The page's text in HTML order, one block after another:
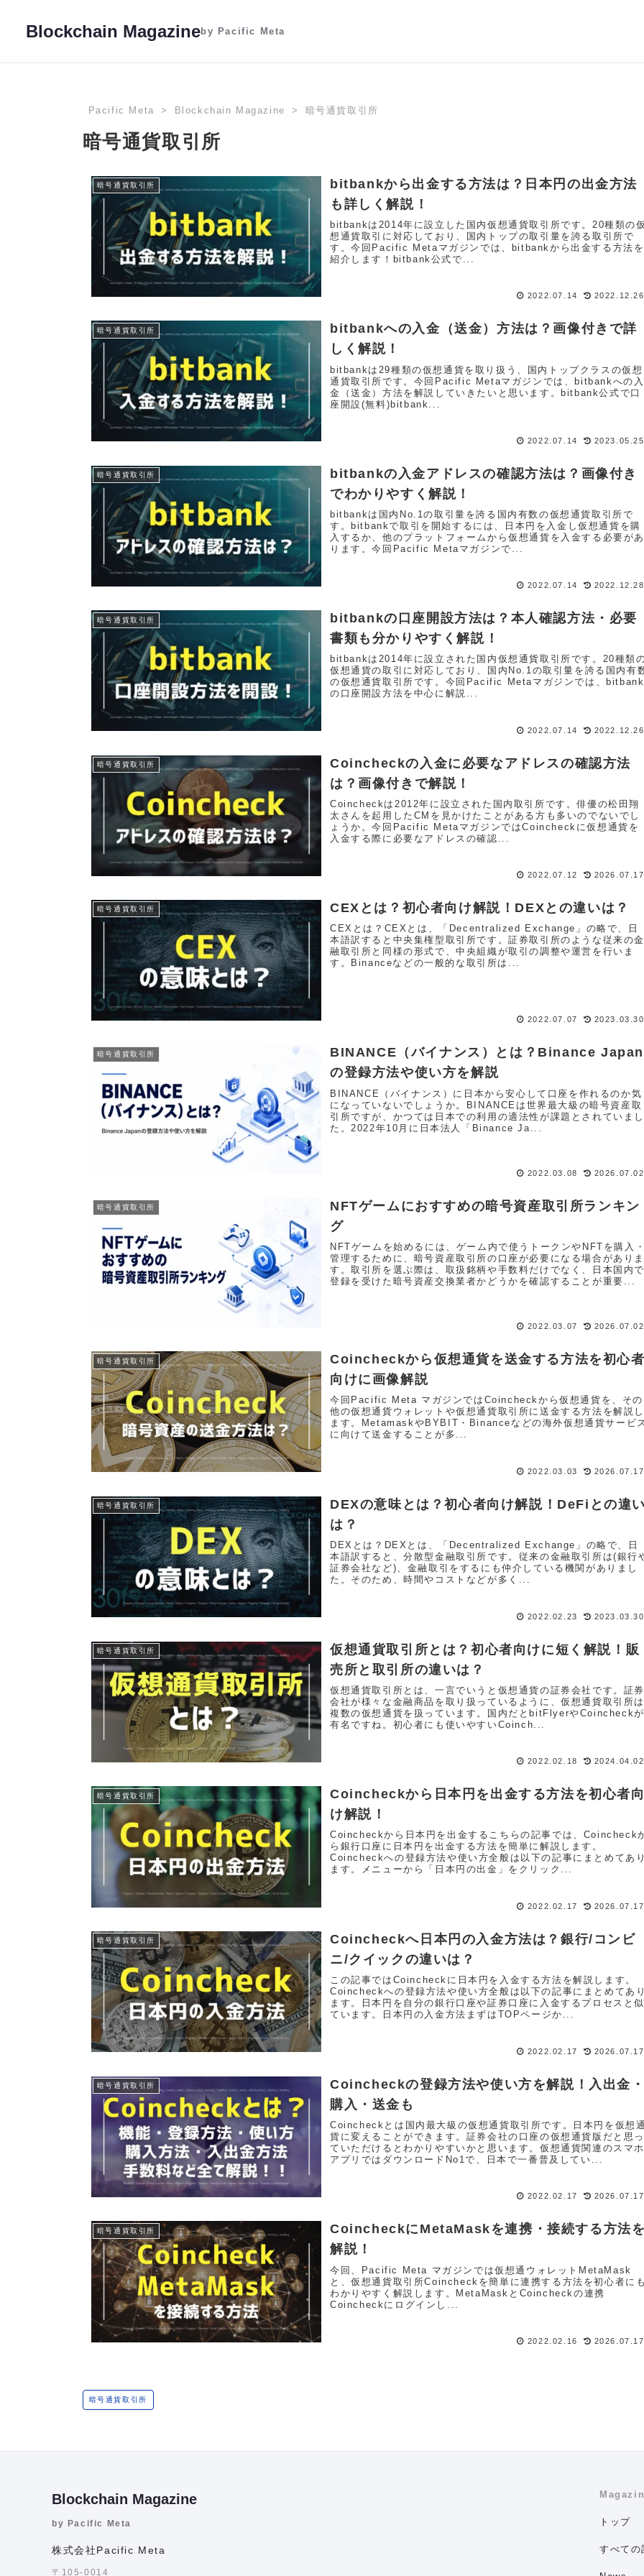
Blockchain Magazineby Pacific Meta
Pacific Meta Blockchain Magazine 暗号通貨取引所
暗号通貨取引所
暗号通貨取引所
bitbankから出金する方法は？日本円の出金方法
も詳しく解説！
bitbankは2014年に設立した国内仮想通貨取引所です。20種類の仮
想通貨取引に対応しており、国内トップの取引量を誇る取引所で
す。今回Pacific Metaマガジンでは、bitbankから出金する方法を
紹介します！bitbank公式で...
2022.07.14 2022.12.26
暗号通貨取引所
bitbankへの入金（送金）方法は？画像付きで詳
しく解説！
bitbankは29種類の仮想通貨を取り扱う、国内トップクラスの仮想
通貨取引所です。今回Pacific Metaマガジンでは、bitbankへの入
金（送金）方法を解説していきたいと思います。bitbank公式で口
座開設(無料)bitbank...
2022.07.14 2023.05.25
暗号通貨取引所
bitbankの入金アドレスの確認方法は？画像付き
でわかりやすく解説！
bitbankは国内No.1の取引量を誇る国内有数の仮想通貨取引所で
す。bitbankで取引を開始するには、日本円を入金し仮想通貨を購
入するか、他のプラットフォームから仮想通貨を入金する必要があ
ります。今回Pacific Metaマガジンで...
2022.07.14 2022.12.28
暗号通貨取引所
bitbankの口座開設方法は？本人確認方法・必要
書類も分かりやすく解説！
bitbankは2014年に設立された国内仮想通貨取引所です。20種類
仮想通貨の取引に対応しており、国内No.1の取引量を誇る国内有
の仮想通貨取引所です。今回Pacific Metaマガジンでは、bitbank
の口座開設方法を中心に解説...
2022.07.14 2022.12.26
暗号通貨取引所
Coincheckの入金に必要なアドレスの確認方法
は？画像付きで解説！
Coincheckは2012年に設立された国内取引所です。俳優の松田翔
太さんを起用したCMを見かけたことがある方も多いのでないでし
ょうか。今回Pacific MetaマガジンではCoincheckに仮想通貨を
入金する際に必要なアドレスの確認...
2022.07.12 2026.07.17
暗号通貨取引所 CEXとは？初心者向け解説！DEXとの違いは？
CEXとは？CEXとは、「Decentralized Exchange」の略で、日
本語訳すると中央集権型取引所です。証券取引所のような従来の金
融取引所と同様の形式で、中央組織が取引の調整や運営を行いま
す。Binanceなどの一般的な取引所は...
2022.07.07 2023.03.30
暗号通貨取引所
BINANCE（バイナンス）とは？Binance Japan
の登録方法や使い方を解説
BINANCE（バイナンス）に日本から安心して口座を作れるのか気
になっていないでしょうか。BINANCEは世界最大級の暗号資産取
引所ですが、かつては日本での利用の適法性が課題とされていまし
た。2022年10月に日本法人「Binance Ja...
2022.03.08 2026.07.02
暗号通貨取引所
NFTゲームにおすすめの暗号資産取引所ランキン
グ
NFTゲームを始めるには、ゲーム内で使うトークンやNFTを購入・
管理するために、暗号資産取引所の口座が必要になる場合がありま
す。取引所を選ぶ際は、取扱銘柄や手数料だけでなく、日本国内で
登録を受けた暗号資産交換業者かどうかを確認することが重要...
2022.03.07 2026.07.02
暗号通貨取引所
Coincheckから仮想通貨を送金する方法を初心者
向けに画像解説
今回Pacific Meta マガジンではCoincheckから仮想通貨を、その
他の仮想通貨ウォレットや仮想通貨取引所に送金する方法を解説し
ます。MetamaskやBYBIT・Binanceなどの海外仮想通貨サービ
に向けて送金することが多...
2022.03.03 2026.07.17
暗号通貨取引所
DEXの意味とは？初心者向け解説！DeFiとの違い
は？
DEXとは？DEXとは、「Decentralized Exchange」の略で、日
本語訳すると、分散型金融取引所です。従来の金融取引所は(銀行
証券会社など)、金融取引をするにも仲介している機関がありまし
た。そのため、時間やコストなどが多く...
2022.02.23 2023.03.30
暗号通貨取引所
仮想通貨取引所とは？初心者向けに短く解説！販
売所と取引所の違いは？
仮想通貨取引所とは、一言でいうと仮想通貨の証券会社です。証券
会社が様々な金融商品を取り扱っているように、仮想通貨取引所は
複数の仮想通貨を扱っています。国内だとbitFlyerやCoincheckが
有名ですね。初心者にも使いやすいCoinch...
2022.02.18 2024.04.02
暗号通貨取引所
Coincheckから日本円を出金する方法を初心者向
け解説！
Coincheckから日本円を出金するこちらの記事では、Coincheck
ら銀行口座に日本円を出金する方法を簡単に解説します。
Coincheckへの登録方法や使い方全般は以下の記事にまとめてあり
ます。メニューから「日本円の出金」をクリック...
2022.02.17 2026.07.17
暗号通貨取引所
Coincheckへ日本円の入金方法は？銀行/コンビ
ニ/クイックの違いは？
この記事ではCoincheckに日本円を入金する方法を解説します。
Coincheckへの登録方法や使い方全般は以下の記事にまとめてあり
ます。日本円を自分の銀行口座や証券口座に入金するプロセスと似
ています。日本円の入金方法まずはTOPページか...
2022.02.17 2026.07.17
暗号通貨取引所
Coincheckの登録方法や使い方を解説！入出金・
購入・送金も
Coincheckとは国内最大級の仮想通貨取引所です。日本円を仮想通
貨に変えることができます。証券会社の口座の仮想通貨版だと思っ
ていただけるとわかりやすいかと思います。仮想通貨関連のスマホ
アプリではダウンロードNo1で、日本で一番普及してい...
2022.02.17 2026.07.17
暗号通貨取引所
CoincheckにMetaMaskを連携・接続する方法を
解説！
今回、Pacific Meta マガジンでは仮想通ウォレットMetaMask
と、仮想通貨取引所Coincheckを簡単に連携する方法を初心者にも
わかりやすく解説します。MetaMaskとCoincheckの連携
Coincheckにログインし...
2022.02.16 2026.07.17
暗号通貨取引所
Blockchain Magazine
by Pacific Meta
株式会社Pacific Meta
〒105-0014
トップ
すべての